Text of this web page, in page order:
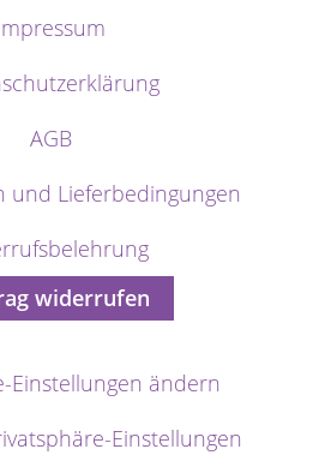
AGB
und Lieferbedingungen
widerrufen
Einstellungen ändern
Einstellungen